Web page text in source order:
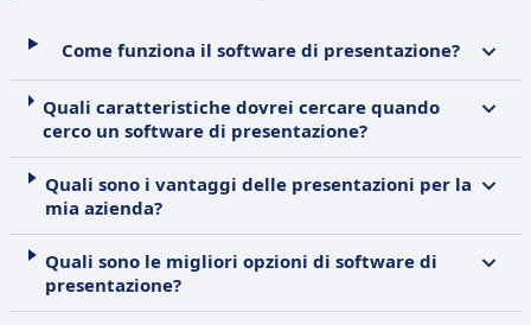
Come funziona il software di presentazione?
Quali caratteristiche dovrei cercare quando
cerco un software di presentazione?
Quali sono i vantaggi delle presentazioni per la
mia azienda?
Quali sono le migliori opzioni di software di
presentazione?